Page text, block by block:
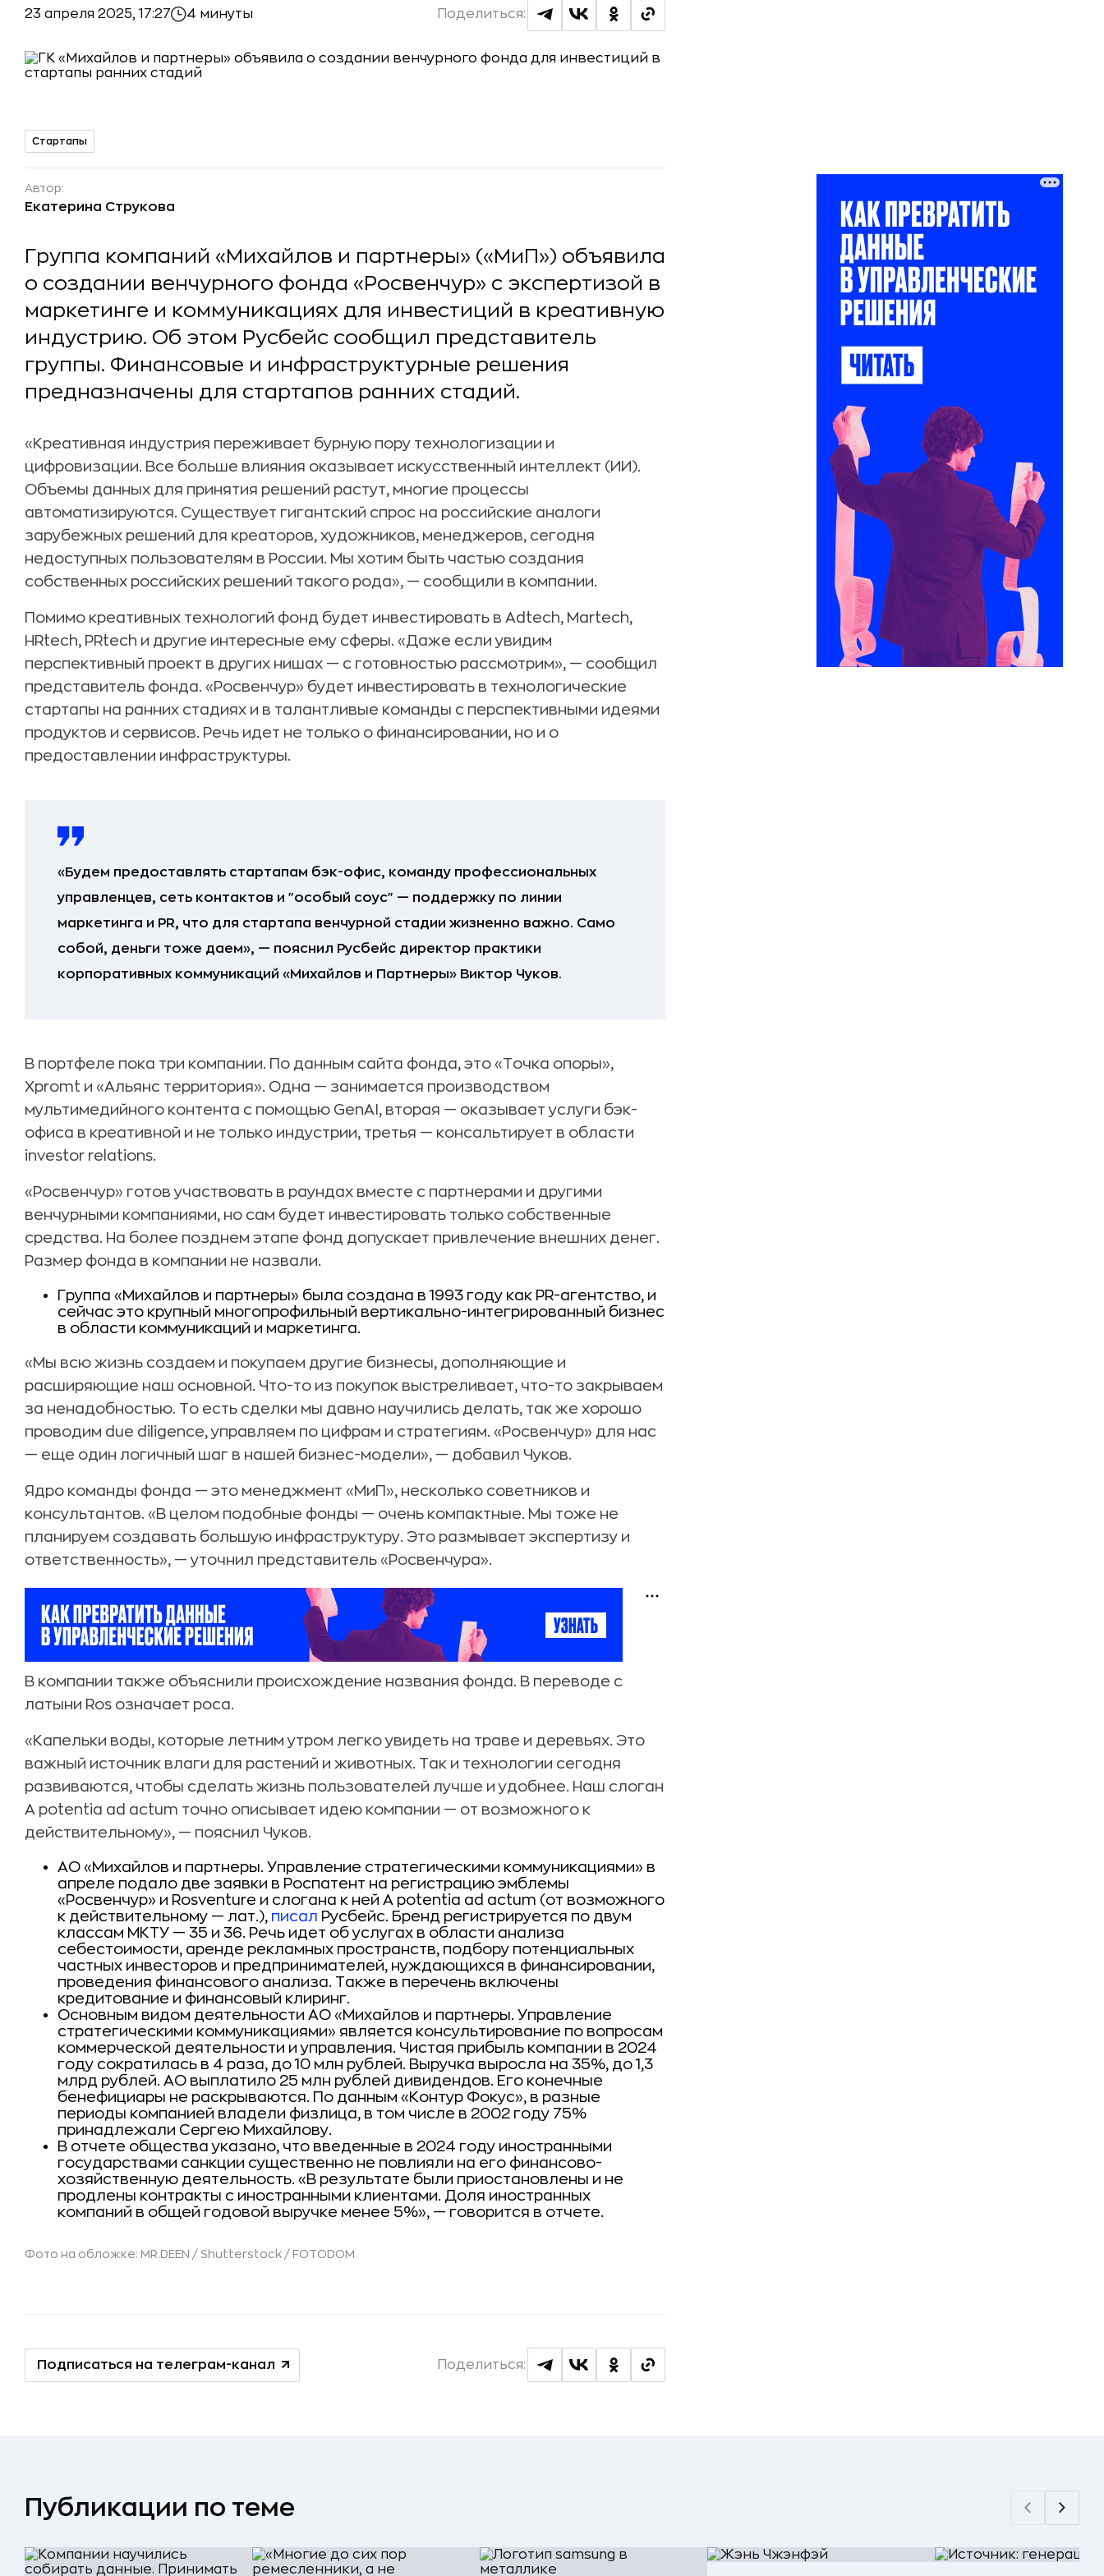
23 апреля 2025, 17:27 4 минуты Поделиться:
Стартапы
Автор:
Екатерина Струкова
Группа компаний «Михайлов и партнеры» («МиП») объявила
о создании венчурного фонда «Росвенчур» с экспертизой в
маркетинге и коммуникациях для инвестиций в креативную
индустрию. Об этом Русбейс сообщил представитель
группы. Финансовые и инфраструктурные решения
предназначены для стартапов ранних стадий.
«Креативная индустрия переживает бурную пору технологизации и
цифровизации. Все больше влияния оказывает искусственный интеллект (ИИ).
Объемы данных для принятия решений растут, многие процессы
автоматизируются. Cуществует гигантский спрос на российские аналоги
зарубежных решений для креаторов, художников, менеджеров, сегодня
недоступных пользователям в России. Мы хотим быть частью создания
собственных российских решений такого рода», — сообщили в компании.
Помимо креативных технологий фонд будет инвестировать в Adtech, Martech,
HRtech, PRtech и другие интересные ему сферы. «Даже если увидим
перспективный проект в других нишах — с готовностью рассмотрим», — сообщил
представитель фонда. «Росвенчур» будет инвестировать в технологические
стартапы на ранних стадиях и в талантливые команды с перспективными идеями
продуктов и сервисов. Речь идет не только о финансировании, но и о
предоставлении инфраструктуры.
«Будем предоставлять стартапам бэк-офис, команду профессиональных
управленцев, сеть контактов и "особый соус" — поддержку по линии
маркетинга и PR, что для стартапа венчурной стадии жизненно важно. Само
собой, деньги тоже даем», — пояснил Русбейс директор практики
корпоративных коммуникаций «Михайлов и Партнеры» Виктор Чуков.
В портфеле пока три компании. По данным сайта фонда, это «Точка опоры»,
Xpromt и «Альянс территория». Одна — занимается производством
мультимедийного контента с помощью GenAI, вторая — оказывает услуги бэк-
офиса в креативной и не только индустрии, третья — консальтирует в области
investor relations.
«Росвенчур» готов участвовать в раундах вместе с партнерами и другими
венчурными компаниями, но сам будет инвестировать только собственные
средства. На более позднем этапе фонд допускает привлечение внешних денег.
Размер фонда в компании не назвали.
Группа «Михайлов и партнеры» была создана в 1993 году как PR-агентство, и
сейчас это крупный многопрофильный вертикально-интегрированный бизнес
в области коммуникаций и маркетинга.
«Мы всю жизнь создаем и покупаем другие бизнесы, дополняющие и
расширяющие наш основной. Что-то из покупок выстреливает, что-то закрываем
за ненадобностью. То есть сделки мы давно научились делать, так же хорошо
проводим due diligence, управляем по цифрам и стратегиям. «Росвенчур» для нас
— еще один логичный шаг в нашей бизнес-модели», — добавил Чуков.
Ядро команды фонда — это менеджмент «МиП», несколько советников и
консультантов. «В целом подобные фонды — очень компактные. Мы тоже не
планируем создавать большую инфраструктуру. Это размывает экспертизу и
ответственность», — уточнил представитель «Росвенчура».
В компании также объяснили происхождение названия фонда. В переводе с
латыни Ros означает роса.
«Капельки воды, которые летним утром легко увидеть на траве и деревьях. Это
важный источник влаги для растений и животных. Так и технологии сегодня
развиваются, чтобы сделать жизнь пользователей лучше и удобнее. Наш слоган
A potentia ad actum точно описывает идею компании — от возможного к
действительному», — пояснил Чуков.
АО «Михайлов и партнеры. Управление стратегическими коммуникациями» в
апреле подало две заявки в Роспатент на регистрацию эмблемы
«Росвенчур» и Rosventure и слогана к ней А potentia ad actum (от возможного
к действительному — лат.), писал Русбейс. Бренд регистрируется по двум
классам МКТУ — 35 и 36. Речь идет об услугах в области анализа
себестоимости, аренде рекламных пространств, подбору потенциальных
частных инвесторов и предпринимателей, нуждающихся в финансировании,
проведения финансового анализа. Также в перечень включены
кредитование и финансовый клиринг.
Основным видом деятельности АО «Михайлов и партнеры. Управление
стратегическими коммуникациями» является консультирование по вопросам
коммерческой деятельности и управления. Чистая прибыль компании в 2024
году сократилась в 4 раза, до 10 млн рублей. Выручка выросла на 35%, до 1,3
млрд рублей. АО выплатило 25 млн рублей дивидендов. Его конечные
бенефициары не раскрываются. По данным «Контур Фокус», в разные
периоды компанией владели физлица, в том числе в 2002 году 75%
принадлежали Сергею Михайлову.
В отчете общества указано, что введенные в 2024 году иностранными
государствами санкции существенно не повлияли на его финансово-
хозяйственную деятельность. «В результате были приостановлены и не
продлены контракты с иностранными клиентами. Доля иностранных
компаний в общей годовой выручке менее 5%», — говорится в отчете.
Фото на обложке: MR.DEEN / Shutterstock / FOTODOM
Подписаться на телеграм-канал Поделиться:
Публикации по теме